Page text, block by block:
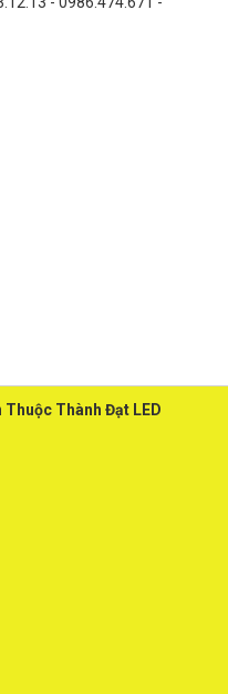
Thuộc Thành Đạt LED